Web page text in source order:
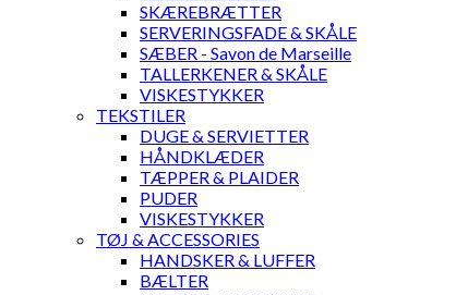
SKÆREBRÆTTER
SERVERINGSFADE & SKÅLE
SÆBER - Savon de Marseille
TALLERKENER & SKÅLE
VISKESTYKKER
TEKSTILER
DUGE & SERVIETTER
HÅNDKLÆDER
TÆPPER & PLAIDER
PUDER
VISKESTYKKER
TØJ & ACCESSORIES
HANDSKER & LUFFER
BÆLTER